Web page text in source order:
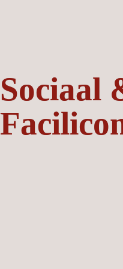
Sociaal